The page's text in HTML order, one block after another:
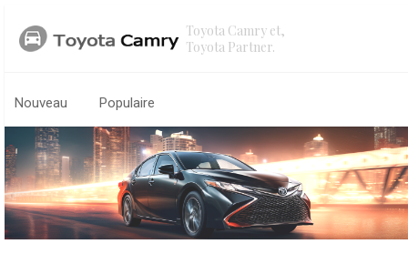
Toyota Camry et,
Toyota Partner.
Nouveau Populaire